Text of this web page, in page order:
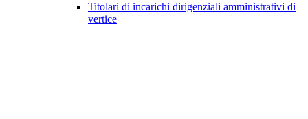
Titolari di incarichi dirigenziali amministrativi di
vertice